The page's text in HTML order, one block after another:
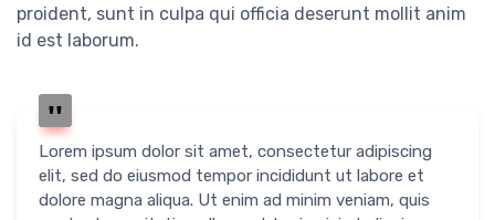
proident, sunt in culpa qui officia deserunt mollit anim
id est laborum.
Lorem ipsum dolor sit amet, consectetur adipiscing
elit, sed do eiusmod tempor incididunt ut labore et
dolore magna aliqua. Ut enim ad minim veniam, quis